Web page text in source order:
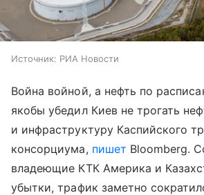
Источник: РИА Новости
Война войной, а нефть по
якобы убедил Киев не трогать
и инфраструктуру Каспийского
консорциума, пишет Bloomberg.
владеющие КТК Америка и
убытки, трафик заметно